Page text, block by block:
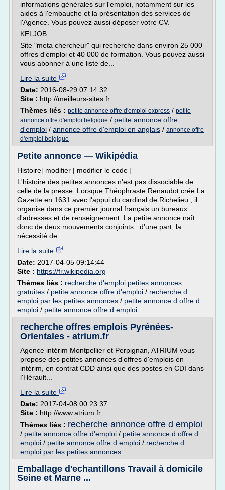
informations générales sur l'emploi, notamment sur les
aides à l'embauche et la présentation des services de
l'Agence. Vous pouvez aussi déposer votre CV.
KELJOB
Site "meta chercheur" qui recherche dans environ 25 000
offres d'emploi et 40 000 de formation. Vous pouvez aussi
vous abonner à une liste de...
Lire la suite
Date: 2016-08-29 07:14:32
Site : http://meilleurs-sites.fr
Thèmes liés : petite annonce offre d'emploi express / petite
annonce offre d'emploi belgique / petite annonce offre
d'emploi / annonce offre d'emploi en anglais / annonce offre
d'emploi belgique
Petite annonce — Wikipédia
Histoire[ modifier | modifier le code ]
L'histoire des petites annonces n'est pas dissociable de
celle de la presse. Lorsque Théophraste Renaudot crée La
Gazette en 1631 avec l'appui du cardinal de Richelieu , il
organise dans ce premier journal français un bureaux
d'adresses et de renseignement. La petite annonce naît
donc de deux mouvements conjoints : d'une part, la
nécessité de...
Lire la suite
Date: 2017-04-05 09:14:44
Site : https://fr.wikipedia.org
Thèmes liés : recherche d'emploi petites annonces
gratuites / petite annonce offre d'emploi / recherche d
emploi par les petites annonces / petite annonce d offre d
emploi / petite annonce offre d emploi
recherche offres emplois Pyrénées-
Orientales - atrium.fr
Agence intérim Montpellier et Perpignan, ATRIUM vous
propose des petites annonces d'offres d'emplois en
intérim, en contrat CDD ainsi que des postes en CDI dans
l'Hérault...
Lire la suite
Date: 2017-04-08 00:23:37
Site : http://www.atrium.fr
Thèmes liés : recherche annonce offre d emploi
/ petite annonce offre d'emploi / petite annonce d offre d
emploi / petite annonce offre d emploi / recherche d
emploi par les petites annonces
Emballage d'echantillons Travail à domicile
Seine et Marne ...